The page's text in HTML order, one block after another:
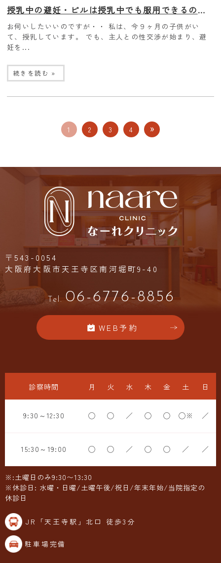
授乳中の避妊・ピルは授乳中でも服用できるのですか？また費用は？
お伺いしたいいのですが・・ 私は、今９ヶ月の子供がい
て、授乳しています。 でも、主人との性交渉が始まり、避
妊を...
続きを読む »
1 2 3 4
〒543-0054
大阪府大阪市天王寺区南河堀町9-40
Tel. 06-6776-8856
WEB予約
診察時間 月 火 水 木 金 土 日
9:30～12:30 ◯ ◯ ／ ◯ ◯ ◯※ ／
15:30～19:00 ◯ ◯ ／ ◯ ◯ ／ ／
※:土曜日のみ9:30〜13:30
※休診日: 水曜・日曜/土曜午後/祝日/年末年始/当院指定の
休診日
JR「天王寺駅」北口 徒歩3分
駐車場完備